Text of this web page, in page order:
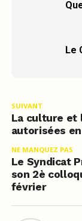
Le
SUIVANT
La culture et
autorisées
NE MANQUEZ PAS
Le Syndicat
son 2è
février